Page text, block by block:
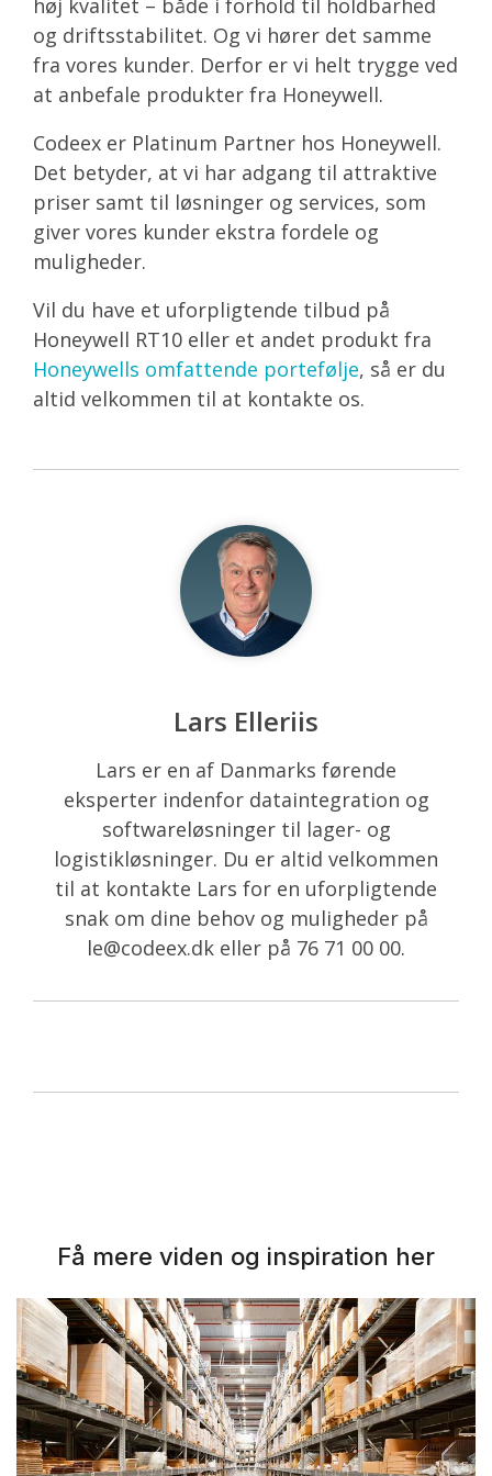
høj kvalitet – både i forhold til holdbarhed
og driftsstabilitet. Og vi hører det samme
fra vores kunder. Derfor er vi helt trygge ved
at anbefale produkter fra Honeywell.
Codeex er Platinum Partner hos Honeywell.
Det betyder, at vi har adgang til attraktive
priser samt til løsninger og services, som
giver vores kunder ekstra fordele og
muligheder.
Vil du have et uforpligtende tilbud på
Honeywell RT10 eller et andet produkt fra
Honeywells omfattende portefølje, så er du
altid velkommen til at kontakte os.
Lars Elleriis
Lars er en af Danmarks førende
eksperter indenfor dataintegration og
softwareløsninger til lager- og
logistikløsninger. Du er altid velkommen
til at kontakte Lars for en uforpligtende
snak om dine behov og muligheder på
le@codeex.dk eller på 76 71 00 00.
Få mere viden og inspiration her